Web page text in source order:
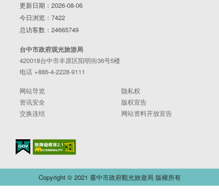
更新日期：2026-08-06
今日浏览：7422
总访客数：24665749
台中市政府观光旅游局
420018台中市丰原区阳明街36号5楼
电话 +886-4-2228-9111
网站导览
隐私权
资讯安全
版权宣告
交换连结
网站资料开放宣告
Copyright © 2021 臺中市政府觀光旅遊局 版權所有